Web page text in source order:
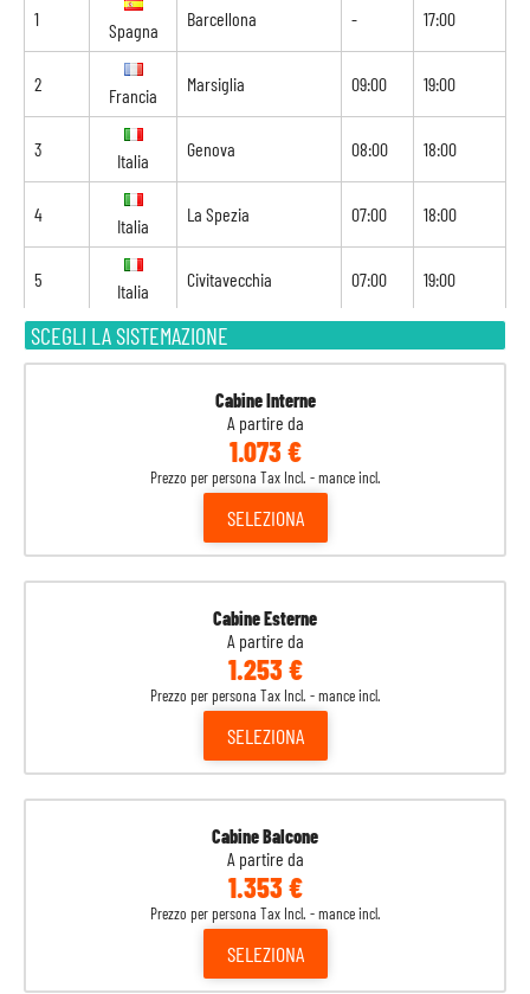
SCEGLI LA SISTEMAZIONE
Cabine Interne
A partire da
1.073 €
Prezzo per persona Tax Incl. - mance incl.
SELEZIONA
Cabine Esterne
A partire da
1.253 €
Prezzo per persona Tax Incl. - mance incl.
SELEZIONA
Cabine Balcone
A partire da
1.353 €
Prezzo per persona Tax Incl. - mance incl.
SELEZIONA
1
Spagna
Barcellona - 17:00
2
Francia
Marsiglia 09:00 19:00
3
Italia
Genova 08:00 18:00
4
Italia
La Spezia 07:00 18:00
5
Italia
Civitavecchia 07:00 19:00
6 Navigazione
Palma di Maiorca
Barcellona